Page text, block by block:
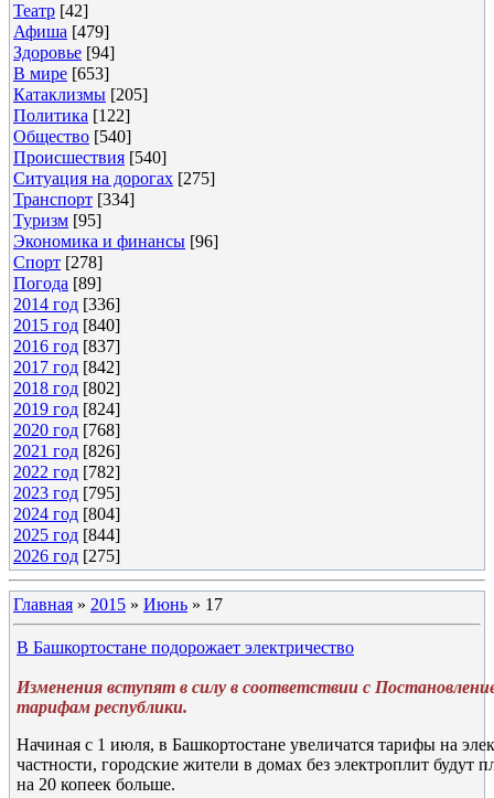
Театр [42]
Афиша [479]
Здоровье [94]
В мире [653]
Катаклизмы [205]
Политика [122]
Общество [540]
Происшествия [540]
Ситуация на дорогах [275]
Транспорт [334]
Туризм [95]
Экономика и финансы [96]
Спорт [278]
Погода [89]
2014 год [336]
2015 год [840]
2016 год [837]
2017 год [842]
2018 год [802]
2019 год [824]
2020 год [768]
2021 год [826]
2022 год [782]
2023 год [795]
2024 год [804]
2025 год [844]
2026 год [275]
Главная » 2015 » Июнь » 17
В Башкортостане подорожает электричество
Изменения вступят в силу в соответствии с
тарифам республики.
Начиная с 1 июля, в Башкортостане увеличатся тарифы на
частности, городские жители в домах без электроплит будут
на 20 копеек больше.